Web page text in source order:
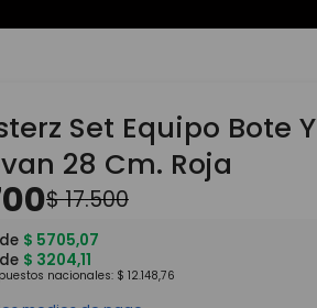
Set Equipo Bote Y
28 Cm. Roja
$17.500
$ 5705,07
$ 3204,11
nacionales: $ 12.148,76